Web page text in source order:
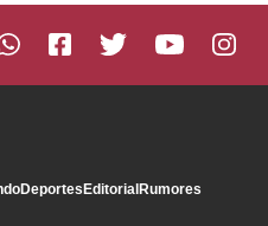
DeportesEditorialRumores